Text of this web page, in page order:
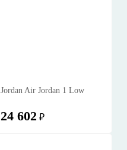
Jordan Air Jordan 1 Low
24 602 ₽